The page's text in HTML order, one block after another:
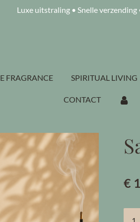
Luxe uitstraling • Snelle verzending
FRAGRANCE SPIRITUAL LIVING
CONTACT
€